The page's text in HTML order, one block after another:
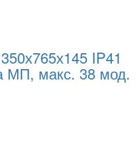
IP41
МП, макс. 38 мод.